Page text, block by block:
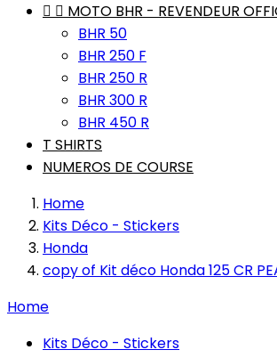
  MOTO BHR - REVENDEUR
BHR 50
BHR 250 F
BHR 250 R
BHR 300 R
BHR 450 R
T SHIRTS
NUMEROS DE COURSE
Home
Kits Déco - Stickers
Honda
copy of Kit déco Honda 125 CR
Home
Kits Déco - Stickers